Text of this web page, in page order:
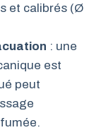
et calibrés (Ø
: une
est
peut